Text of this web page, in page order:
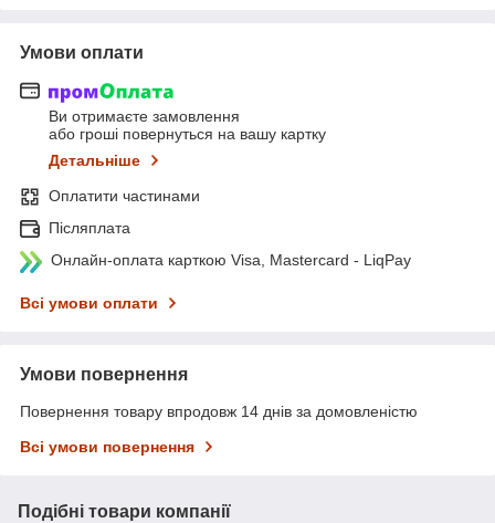
Умови оплати
Ви отримаєте замовлення
або гроші повернуться на вашу картку
Детальніше
Оплатити частинами
Післяплата
Онлайн-оплата карткою Visa, Mastercard - LiqPay
Всі умови оплати
Умови повернення
Повернення товару впродовж 14 днів за домовленістю
Всі умови повернення
Подібні товари компанії